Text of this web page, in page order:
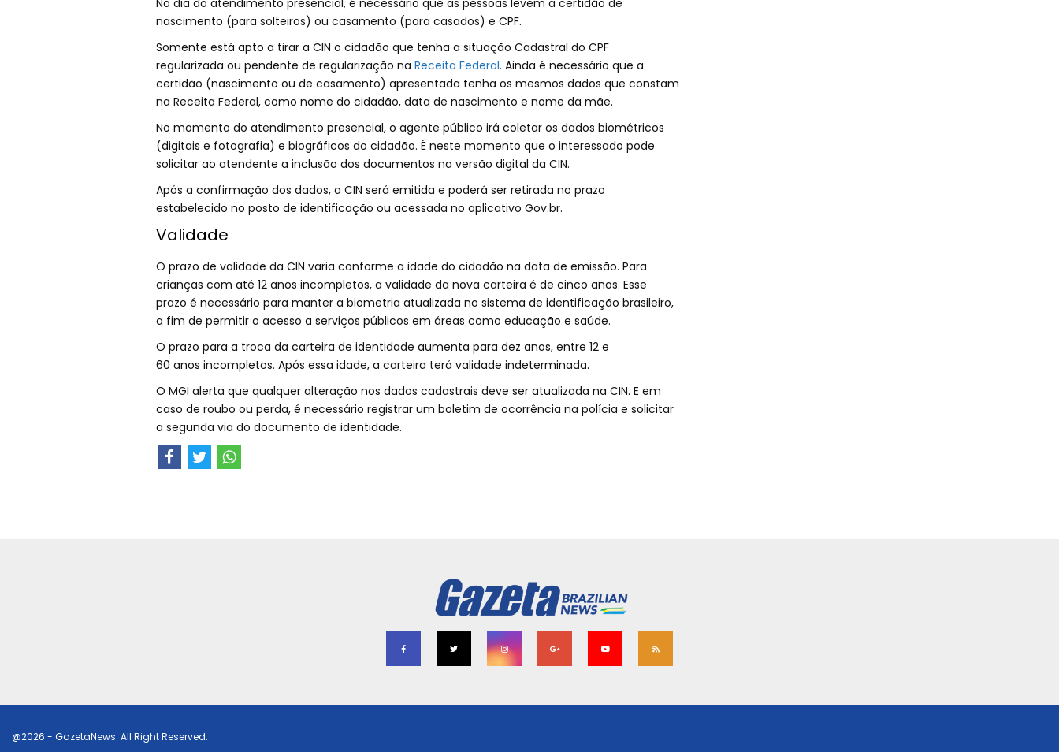
No dia do atendimento presencial, é necessário que as pessoas levem a certidão de
nascimento (para solteiros) ou casamento (para casados) e CPF.
Somente está apto a tirar a CIN o cidadão que tenha a situação Cadastral do CPF
regularizada ou pendente de regularização na Receita Federal. Ainda é necessário que a
certidão (nascimento ou de casamento) apresentada tenha os mesmos dados que constam
na Receita Federal, como nome do cidadão, data de nascimento e nome da mãe.
No momento do atendimento presencial, o agente público irá coletar os dados biométricos
(digitais e fotografia) e biográficos do cidadão. É neste momento que o interessado pode
solicitar ao atendente a inclusão dos documentos na versão digital da CIN.
Após a confirmação dos dados, a CIN será emitida e poderá ser retirada no prazo
estabelecido no posto de identificação ou acessada no aplicativo Gov.br.
Validade
O prazo de validade da CIN varia conforme a idade do cidadão na data de emissão. Para
crianças com até 12 anos incompletos, a validade da nova carteira é de cinco anos. Esse
prazo é necessário para manter a biometria atualizada no sistema de identificação brasileiro,
a fim de permitir o acesso a serviços públicos em áreas como educação e saúde.
O prazo para a troca da carteira de identidade aumenta para dez anos, entre 12 e
60 anos incompletos. Após essa idade, a carteira terá validade indeterminada.
O MGI alerta que qualquer alteração nos dados cadastrais deve ser atualizada na CIN. E em
caso de roubo ou perda, é necessário registrar um boletim de ocorrência na polícia e solicitar
a segunda via do documento de identidade.
@2026 - GazetaNews. All Right Reserved.